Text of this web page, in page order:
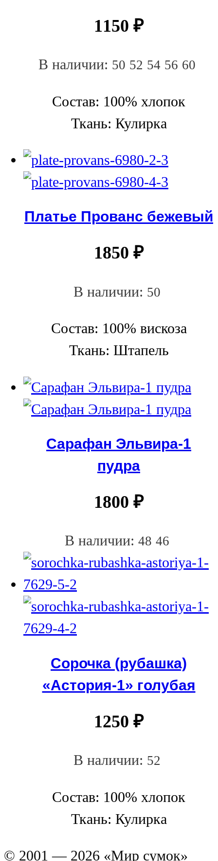
1150 ₽
В наличии: 50 52 54 56 60
Состав: 100% хлопок
Ткань: Кулирка
Платье Прованс бежевый
1850 ₽
В наличии: 50
Состав: 100% вискоза
Ткань: Штапель
Сарафан Эльвира-1
пудра
1800 ₽
В наличии: 48 46
Сорочка (рубашка)
«Астория-1» голубая
1250 ₽
В наличии: 52
Состав: 100% хлопок
Ткань: Кулирка
© 2001 — 2026 «Мир сумок»